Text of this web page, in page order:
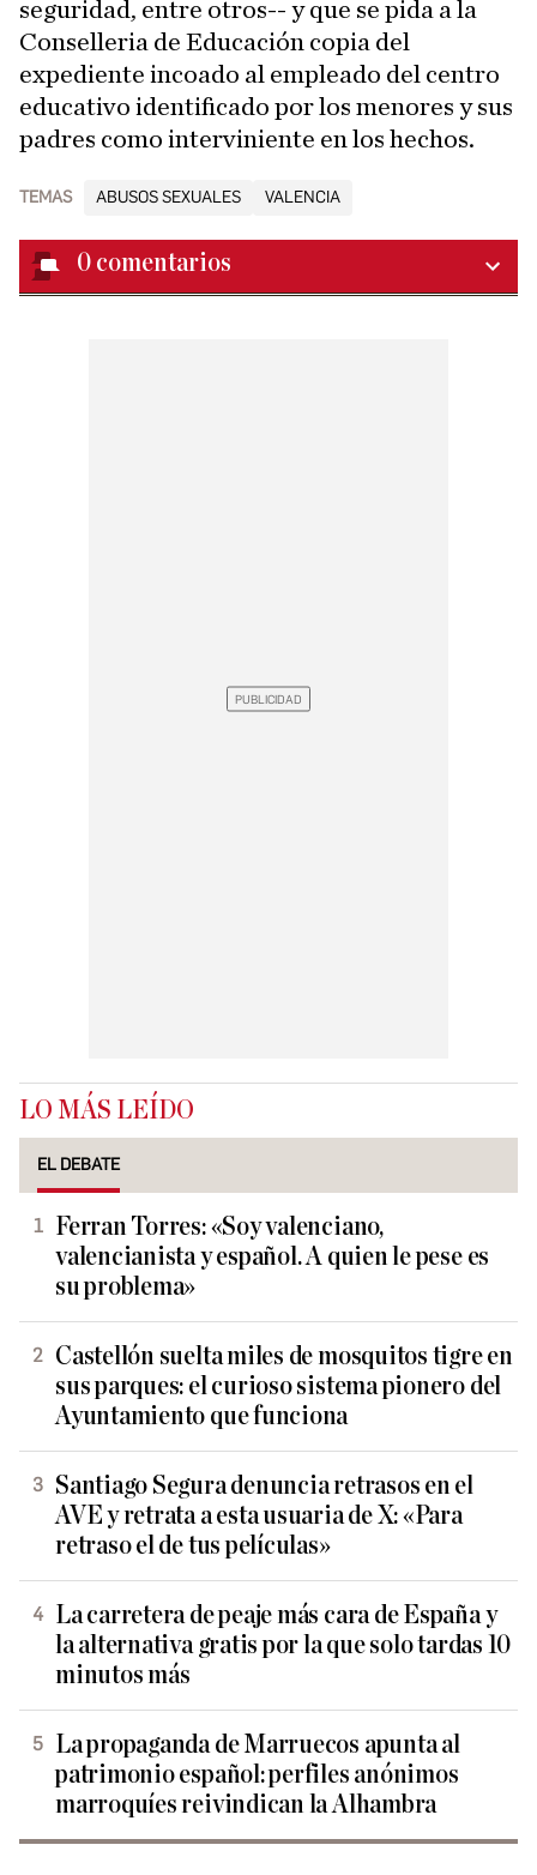
seguridad, entre otros-- y que se pida a la
Conselleria de Educación copia del
expediente incoado al empleado del centro
educativo identificado por los menores y sus
padres como interviniente en los hechos.
TEMAS ABUSOS SEXUALES VALENCIA
0 comentarios
LO MÁS LEÍDO
EL DEBATE
Ferran Torres: «Soy valenciano,
valencianista y español. A quien le pese es
su problema»
Castellón suelta miles de mosquitos tigre en
sus parques: el curioso sistema pionero del
Ayuntamiento que funciona
Santiago Segura denuncia retrasos en el
AVE y retrata a esta usuaria de X: «Para
retraso el de tus películas»
La carretera de peaje más cara de España y
la alternativa gratis por la que solo tardas 10
minutos más
La propaganda de Marruecos apunta al
patrimonio español: perfiles anónimos
marroquíes reivindican la Alhambra